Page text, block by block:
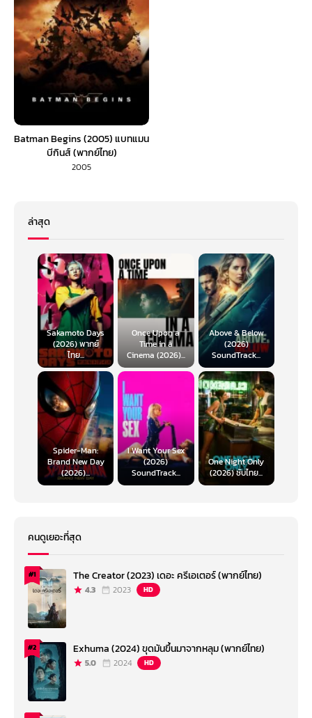
Batman Begins (2005) แบทแมน
บีกินส์ (พากย์ไทย)
2005
ล่าสุด
Sakamoto Days
(2026) พากย์
ไทย...
Once Upon a
Time in a
Cinema (2026)...
Above & Below
(2026)
SoundTrack...
Spider-Man:
Brand New Day
(2026)...
I Want Your Sex
(2026)
SoundTrack...
One Night Only
(2026) ซับไทย...
คนดูเยอะที่สุด
#1 The Creator (2023) เดอะ ครีเอเตอร์ (พากย์ไทย)
4.3 2023 HD
#2 Exhuma (2024) ขุดมันขึ้นมาจากหลุม (พากย์ไทย)
5.0 2024 HD